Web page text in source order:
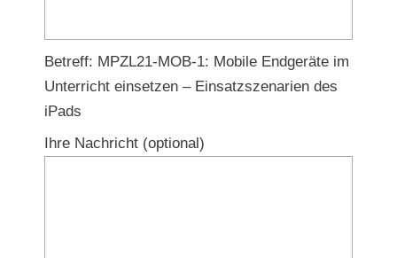
Lass
einfach
das
Feld
unbearbeitet!
Betreff: MPZL21-MOB-1: Mobile Endgeräte im
Unterricht einsetzen – Einsatzszenarien des
iPads
Ihre Nachricht (optional)